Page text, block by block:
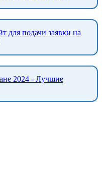
для подачи заявки на
2024 - Лучшие